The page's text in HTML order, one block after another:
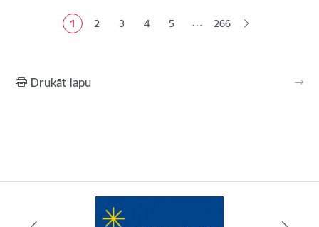
Pašreizējā lapa
1 Lapa
2 Lapa
3 Lapa
4 Lapa
5 … 266
Drukāt lapu